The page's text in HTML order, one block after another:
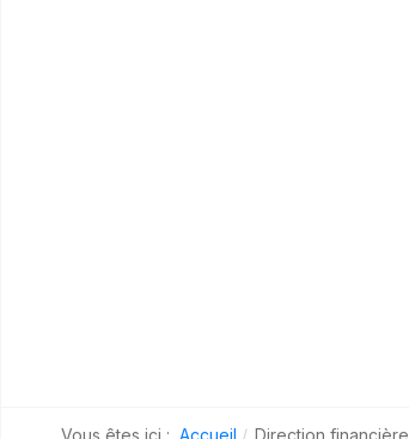
Vous êtes ici : Accueil Direction financière